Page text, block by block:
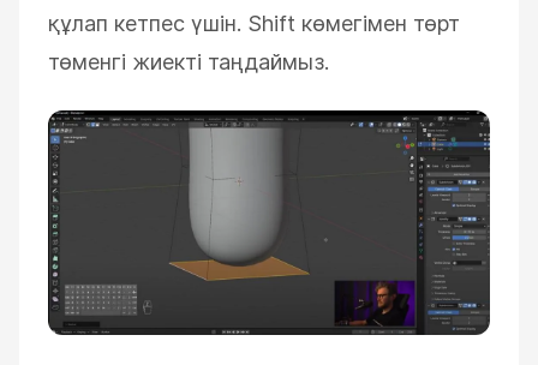
құлап кетпес үшін. Shift көмегімен төрт
төменгі жиекті таңдаймыз.